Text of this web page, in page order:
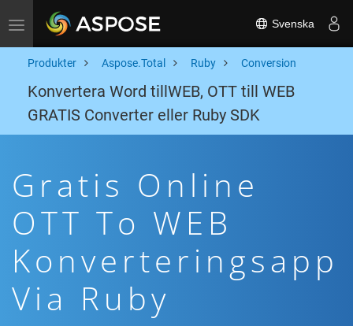
Toggle navigation Svenska
Produkter Aspose.Total Ruby Conversion
Konvertera Word tillWEB, OTT till WEB
GRATIS Converter eller Ruby SDK
Gratis Online
OTT To WEB
Konverteringsapp
Via Ruby